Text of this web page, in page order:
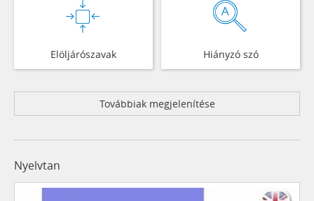
Elöljárószavak Hiányzó szó
Továbbiak megjelenítése
Nyelvtan